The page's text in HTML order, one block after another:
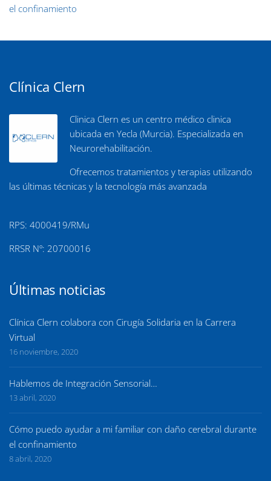
el confinamiento
Clínica Clern
Clinica Clern es un centro médico clinica
ubicada en Yecla (Murcia). Especializada en
Neurorehabilitación.
Ofrecemos tratamientos y terapias utilizando
las últimas técnicas y la tecnología más avanzada
RPS: 4000419/RMu
RRSR Nº: 20700016
Últimas noticias
Clínica Clern colabora con Cirugía Solidaria en la Carrera
Virtual
16 noviembre, 2020
Hablemos de Integración Sensorial…
13 abril, 2020
Cómo puedo ayudar a mi familiar con daño cerebral durante
el confinamiento
8 abril, 2020